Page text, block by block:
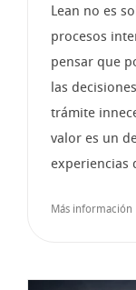
Lean no es
procesos
pensar que
las
trámite
valor es un
experiencias
Más información